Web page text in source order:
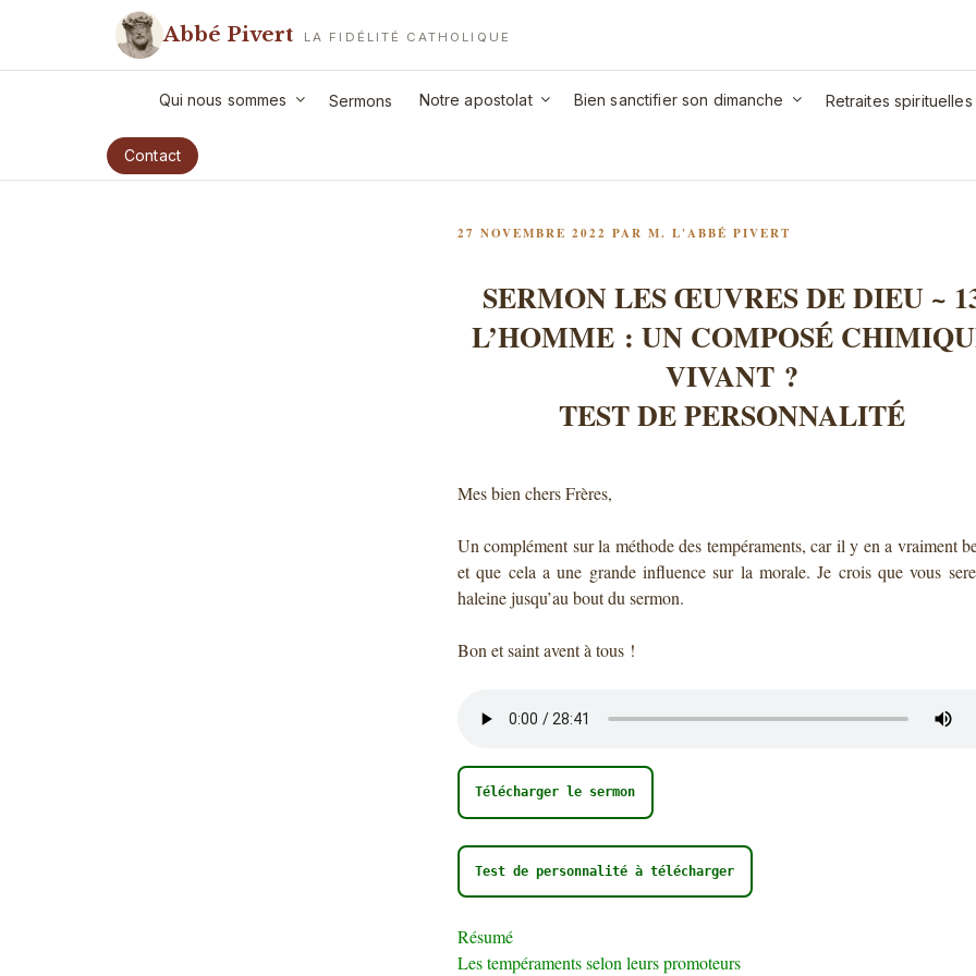
Abbé Pivert LA FIDÉLITÉ CATHOLIQUE
Qui nous sommes Sermons Notre apostolat Bien sanctifier son dimanche Retraites spirituelles
Contact
PUBLIÉ
27 NOVEMBRE 2022 PAR M. L'ABBÉ PIVERT
SERMON LES ŒUVRES DE DIEU ~
L’HOMME : UN COMPOSÉ
VIVANT ?
TEST DE PERSONNALITÉ
Mes bien chers Frères,
Un complément sur la méthode des tempéraments, car il y en a vraiment
et que cela a une grande influence sur la morale. Je crois que vous
haleine jusqu’au bout du sermon.
Bon et saint avent à tous !
Télécharger le sermon
Test de personnalité à télécharger
Résumé
Les tempéraments selon leurs promoteurs